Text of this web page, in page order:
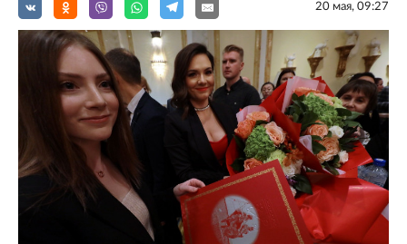
20 мая, 09:27